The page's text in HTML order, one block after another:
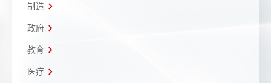
制造
政府
教育
医疗